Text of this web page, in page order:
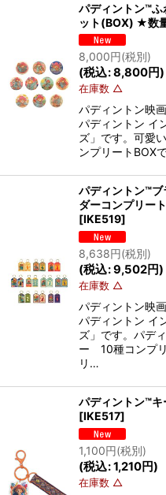
パディントン™ふ
ット(BOX) ★数
8,000円(税別)
(税込:8,800円)
在庫数 △
パディントン映
パディントン イ
ズ」です。可愛
ンプリートBOX
パディントン™
ダーコンプリー
[IKE519]
8,638円(税別)
(税込:9,502円)
在庫数 △
パディントン映
パディントン イ
ズ」です。パデ
ー 10種コンプ
リ…
パディントン™
[IKE517]
1,100円(税別)
(税込:1,210円)
在庫数 △